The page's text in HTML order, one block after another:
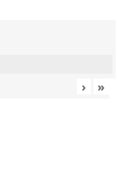
› »